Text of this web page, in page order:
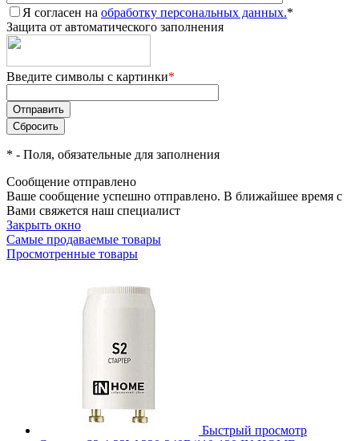
Я согласен на обработку персональных данных.*
Защита от автоматического заполнения
Введите символы с картинки*
* - Поля, обязательные для заполнения
Сообщение отправлено
Ваше сообщение успешно отправлено. В ближайшее время с
Вами свяжется наш специалист
Закрыть окно
Самые продаваемые товары
Просмотренные товары
Быстрый просмотр